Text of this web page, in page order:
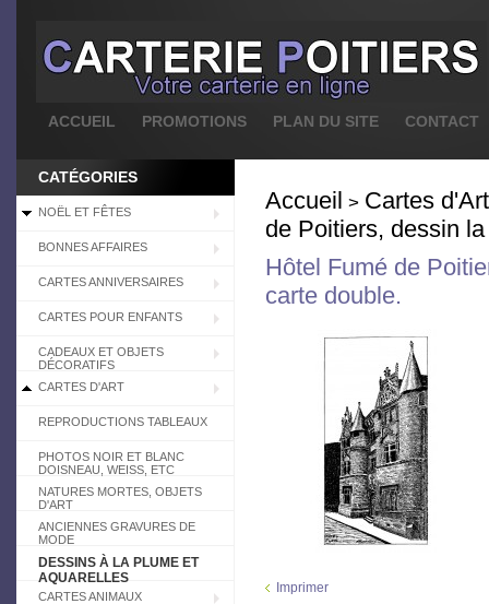
ACCUEIL PROMOTIONS PLAN DU SITE CONTACT
CATÉGORIES
NOËL ET FÊTES
BONNES AFFAIRES
CARTES ANNIVERSAIRES
CARTES POUR ENFANTS
CADEAUX ET OBJETS
DÉCORATIFS
CARTES D'ART
REPRODUCTIONS TABLEAUX
PHOTOS NOIR ET BLANC
DOISNEAU, WEISS, ETC
NATURES MORTES, OBJETS
D'ART
ANCIENNES GRAVURES DE
MODE
DESSINS À LA PLUME ET
AQUARELLES
CARTES ANIMAUX
Accueil > Cartes d'Art
de Poitiers, dessin
Hôtel Fumé de
carte double.
Imprimer